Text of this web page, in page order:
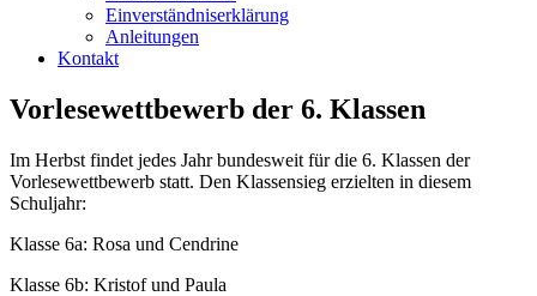
Einverständniserklärung
Anleitungen
Kontakt
Vorlesewettbewerb der 6. Klassen
Im Herbst findet jedes Jahr bundesweit für die 6. Klassen der
Vorlesewettbewerb statt. Den Klassensieg erzielten in diesem
Schuljahr:
Klasse 6a: Rosa und Cendrine
Klasse 6b: Kristof und Paula